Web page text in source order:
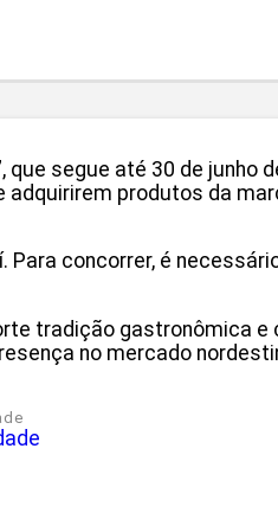
segue até 30 de
produtos da
concorrer, é
tradição gastronômica
no mercado